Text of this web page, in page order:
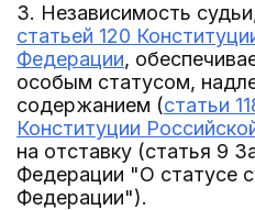
3. Независимость
статьей 120
Федерации,
особым статусом,
содержанием (статьи
Конституции
на отставку (статья 9
Федерации "О статусе
Федерации").